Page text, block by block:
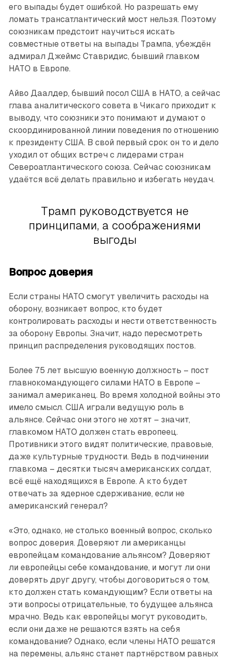
его выпады будет ошибкой. Но разрешать ему
ломать трансатлантический мост нельзя. Поэтому
союзникам предстоит научиться искать
совместные ответы на выпады Трампа, убеждён
адмирал Джеймс Ставридис, бывший главком
НАТО в Европе.
Айво Даалдер, бывший посол США в НАТО, а сейчас
глава аналитического совета в Чикаго приходит к
выводу, что союзники это понимают и думают о
скоординированной линии поведения по отношению
к президенту США. В свой первый срок он то и дело
уходил от общих встреч с лидерами стран
Североатлантического союза. Сейчас союзникам
удаётся всё делать правильно и избегать неудач.
Трамп руководствуется не
принципами, а соображениями
выгоды
Вопрос доверия
Если страны НАТО смогут увеличить расходы на
оборону, возникает вопрос, кто будет
контролировать расходы и нести ответственность
за оборону Европы. Значит, надо пересмотреть
принцип распределения руководящих постов.
Более 75 лет высшую военную должность – пост
главнокомандующего силами НАТО в Европе –
занимал американец. Во время холодной войны это
имело смысл. США играли ведущую роль в
альянсе. Сейчас они этого не хотят – значит,
главкомом НАТО должен стать европеец.
Противники этого видят политические, правовые,
даже культурные трудности. Ведь в подчинении
главкома – десятки тысяч американских солдат,
всё ещё находящихся в Европе. А кто будет
отвечать за ядерное сдерживание, если не
американский генерал?
«Это, однако, не столько военный вопрос, сколько
вопрос доверия. Доверяют ли американцы
европейцам командование альянсом? Доверяют
ли европейцы себе командование, и могут ли они
доверять друг другу, чтобы договориться о том,
кто должен стать командующим? Если ответы на
эти вопросы отрицательные, то будущее альянса
мрачно. Ведь как европейцы могут руководить,
если они даже не решаются взять на себя
командование? Однако, если члены НАТО решатся
на перемены, альянс станет партнёрством равных